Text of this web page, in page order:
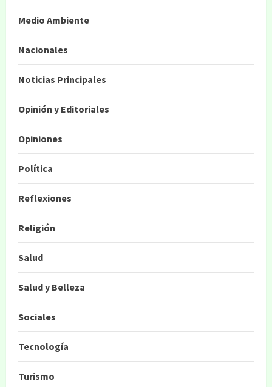
Medio Ambiente
Nacionales
Noticias Principales
Opinión y Editoriales
Opiniones
Política
Reflexiones
Religión
Salud
Salud y Belleza
Sociales
Tecnología
Turismo